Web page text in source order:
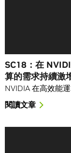
SC18：在
算的需求持續激
NVIDIA 在高效能
閱讀文章